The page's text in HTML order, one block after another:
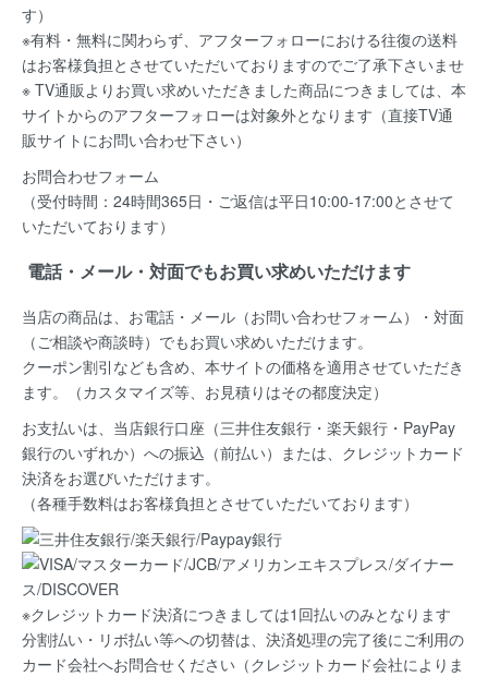
す）
※有料・無料に関わらず、アフターフォローにおける往復の送料
はお客様負担とさせていただいておりますのでご了承下さいませ
※ TV通販よりお買い求めいただきました商品につきましては、本
サイトからのアフターフォローは対象外となります（直接TV通
販サイトにお問い合わせ下さい）
お問合わせフォーム
（受付時間：24時間365日・ご返信は平日10:00-17:00とさせて
いただいております）
電話・メール・対面でもお買い求めいただけます
当店の商品は、お電話・メール（お問い合わせフォーム）・対面
（ご相談や商談時）でもお買い求めいただけます。
クーポン割引なども含め、本サイトの価格を適用させていただき
ます。（カスタマイズ等、お見積りはその都度決定）
お支払いは、当店銀行口座（三井住友銀行・楽天銀行・PayPay
銀行のいずれか）への振込（前払い）または、クレジットカード
決済をお選びいただけます。
（各種手数料はお客様負担とさせていただいております）
※クレジットカード決済につきましては1回払いのみとなります
分割払い・リボ払い等への切替は、決済処理の完了後にご利用の
カード会社へお問合せください（クレジットカード会社によりま